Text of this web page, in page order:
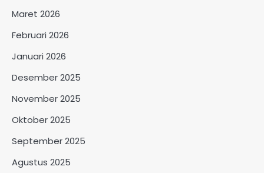
Maret 2026
Februari 2026
Januari 2026
Desember 2025
November 2025
Oktober 2025
September 2025
Agustus 2025